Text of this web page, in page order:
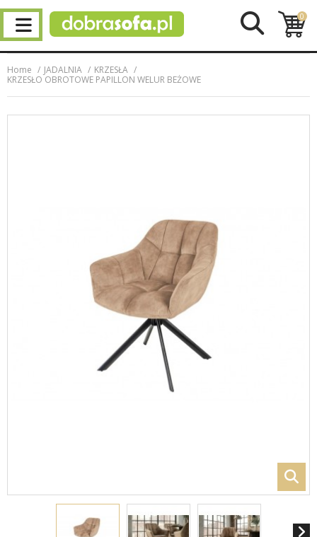
0
Home JADALNIA
KRZESŁA
KRZESŁO OBROTOWE PAPILLON WELUR BEŻOWE